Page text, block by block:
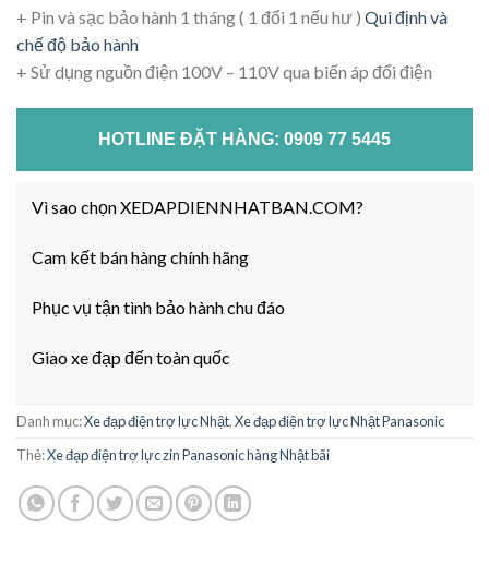
+ Pin và sạc bảo hành 1 tháng ( 1 đổi 1 nếu hư ) Qui định và
chế độ bảo hành
+ Sử dụng nguồn điện 100V – 110V qua biến áp đổi điện
HOTLINE ĐẶT HÀNG: 0909 77 5445
Vì sao chọn XEDAPDIENNHATBAN.COM?
Cam kết bán hàng chính hãng
Phục vụ tận tình bảo hành chu đáo
Giao xe đạp đến toàn quốc
Danh mục:Xe đạp điện trợ lực Nhật,Xe đạp điện trợ lực Nhật Panasonic
Thẻ:Xe đạp điện trợ lực zin Panasonic hàng Nhật bãi